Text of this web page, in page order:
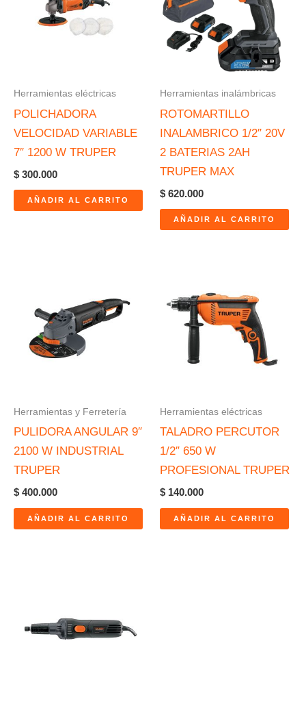
Herramientas eléctricas
POLICHADORA
VELOCIDAD VARIABLE
7″ 1200 W TRUPER
$ 300.000
AÑADIR AL CARRITO
Herramientas inalámbricas
ROTOMARTILLO
INALAMBRICO 1/2″ 20V
2 BATERIAS 2AH
TRUPER MAX
$ 620.000
AÑADIR AL CARRITO
Herramientas y Ferretería
PULIDORA ANGULAR 9″
2100 W INDUSTRIAL
TRUPER
$ 400.000
AÑADIR AL CARRITO
Herramientas eléctricas
TALADRO PERCUTOR
1/2″ 650 W
PROFESIONAL TRUPER
$ 140.000
AÑADIR AL CARRITO